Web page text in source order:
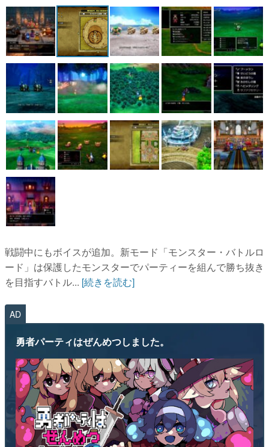
戦闘中にもボイスが追加。新モード「モンスター・バトルロ
ード」は保護したモンスターでパーティーを組んで勝ち抜き
を目指すバトル... [続きを読む]
AD
勇者パーティはぜんめつしました。